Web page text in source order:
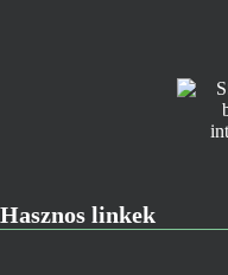
Hasznos linkek